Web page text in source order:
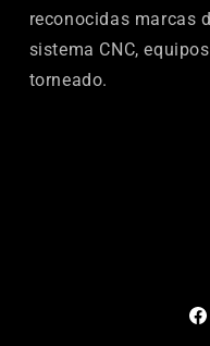
reconocidas marcas
sistema CNC,
torneado.